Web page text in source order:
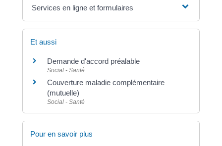
Services en ligne et formulaires
Et aussi
Demande d'accord préalable
Social - Santé
Couverture maladie complémentaire
(mutuelle)
Social - Santé
Pour en savoir plus